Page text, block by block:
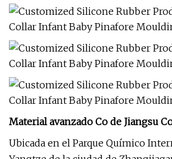
Material avanzado Co de Jiangsu
Ubicada en el Parque Químico